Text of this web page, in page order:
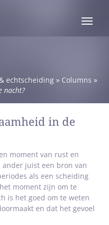
Toggle
echtscheiding » Columns »
nacht?
in de
moment van rust en
juist een bron van
als een scheiding
moment zijn om te
is het goed om te weten
en dat het gevoel